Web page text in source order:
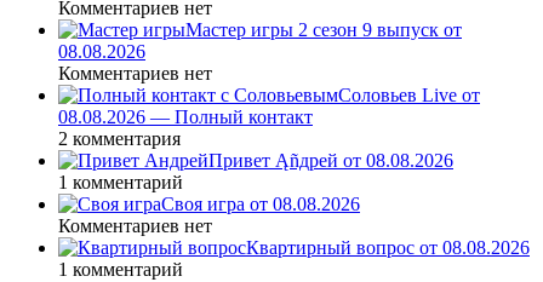
Комментариев нет
Мастер игры 2 сезон 9 выпуск от
08.08.2026
Комментариев нет
Соловьев Live от
08.08.2026 — Полный контакт
2 комментария
Привет Ąñдpей от 08.08.2026
1 комментарий
Своя игра от 08.08.2026
Комментариев нет
Квартирный вопрос от 08.08.2026
1 комментарий